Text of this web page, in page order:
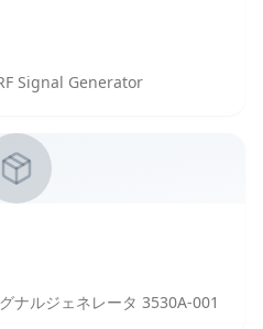
Signal Generator
ナルジェネレータ 3530A-001